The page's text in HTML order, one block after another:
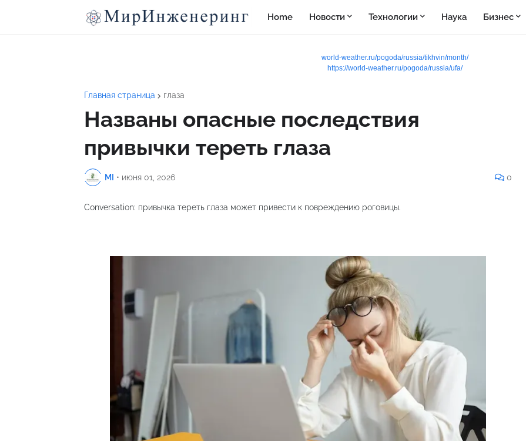
Home Новости Технологии Наука Бизнес
world-weather.ru/pogoda/russia/tikhvin/month/
https://world-weather.ru/pogoda/russia/ufa/
Главная страница глаза
Названы опасные последствия
привычки тереть глаза
MI • июня 01, 2026 0
Conversation: привычка тереть глаза может привести к повреждению роговицы.